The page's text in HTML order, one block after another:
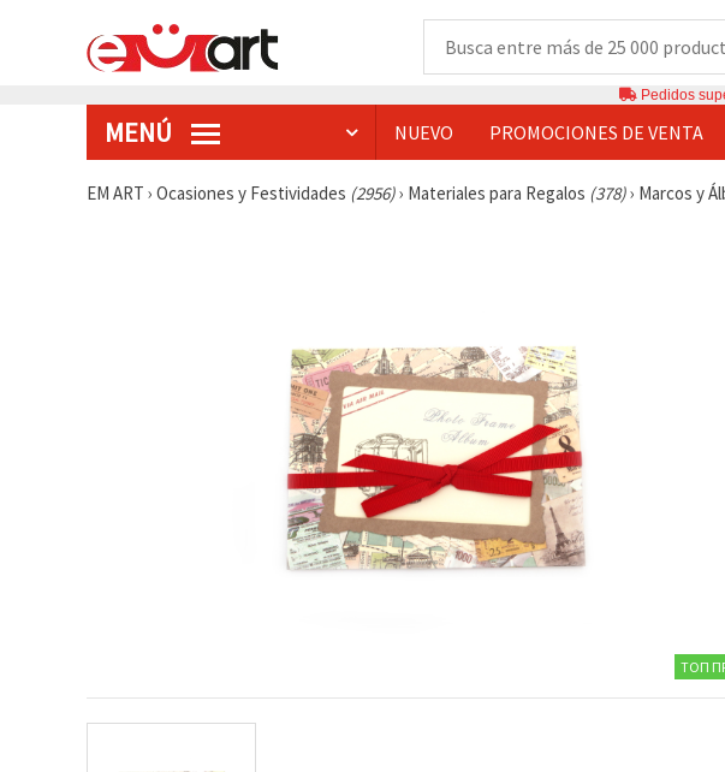
Pedidos
MENÚ NUEVO PROMOCIONES DE VENTA
EM ART › Ocasiones y Festividades (2956)› Materiales para Regalos (378)› Marcos y
ТОП